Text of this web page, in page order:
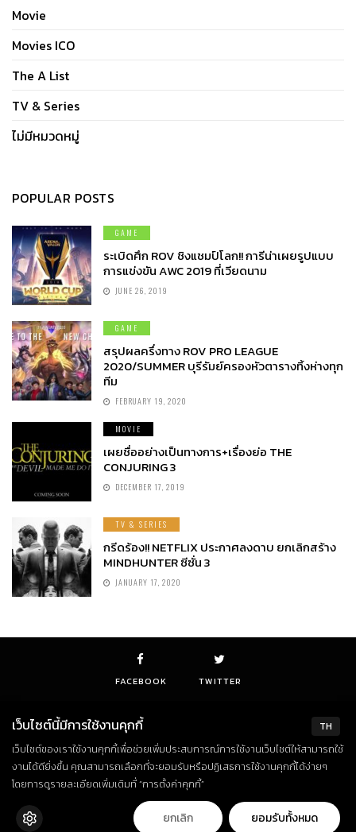
Movie
Movies ICO
The A List
TV & Series
ไม่มีหมวดหมู่
POPULAR POSTS
GAME
ระเบิดศึก ROV ชิงแชมป์โลก!! การีน่าเผยรูปแบบ
การแข่งขัน AWC 2019 ที่เวียดนาม
JUNE 26, 2019
GAME
สรุปผลครึ่งทาง ROV PRO LEAGUE
2020/SUMMER บุรีรัมย์ครองหัวตารางทิ้งห่างทุก
ทีม
FEBRUARY 19, 2020
MOVIE
เผยชื่ออย่างเป็นทางการ+เรื่องย่อ THE
CONJURING 3
DECEMBER 17, 2019
TV & SERIES
กรีดร้อง!! NETFLIX ประกาศลงดาบ ยกเลิกสร้าง
MINDHUNTER ซีซั่น 3
JANUARY 17, 2020
FACEBOOK TWITTER
© Copyright 2018. All Rights Reserved
TH
เว็บไซต์นี้มีการใช้งานคุกกี้
เว็บไซต์ของเราใช้งานคุกกี้เพื่อช่วยเพิ่มประสบการณ์การใช้งานเว็บไซต์ให้สามารถใช้
งานได้ดียิ่งขึ้น คุณสามารถเลือกที่จะยอมรับหรือปฏิเสธการใช้งานคุกกี้ได้ง่ายๆ
โดยการดูรายละเอียดเพิ่มเติมที่ “การตั้งค่าคุกกี้”
ยกเลิก ยอมรับทั้งหมด